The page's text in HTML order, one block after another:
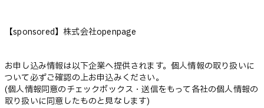
【sponsored】株式会社openpage
お申し込み情報は以下企業へ提供されます。個人情報の取り扱いに
ついて必ずご確認の上お申込みください。
(個人情報同意のチェックボックス・送信をもって各社の個人情報の
取り扱いに同意したものと見なします)